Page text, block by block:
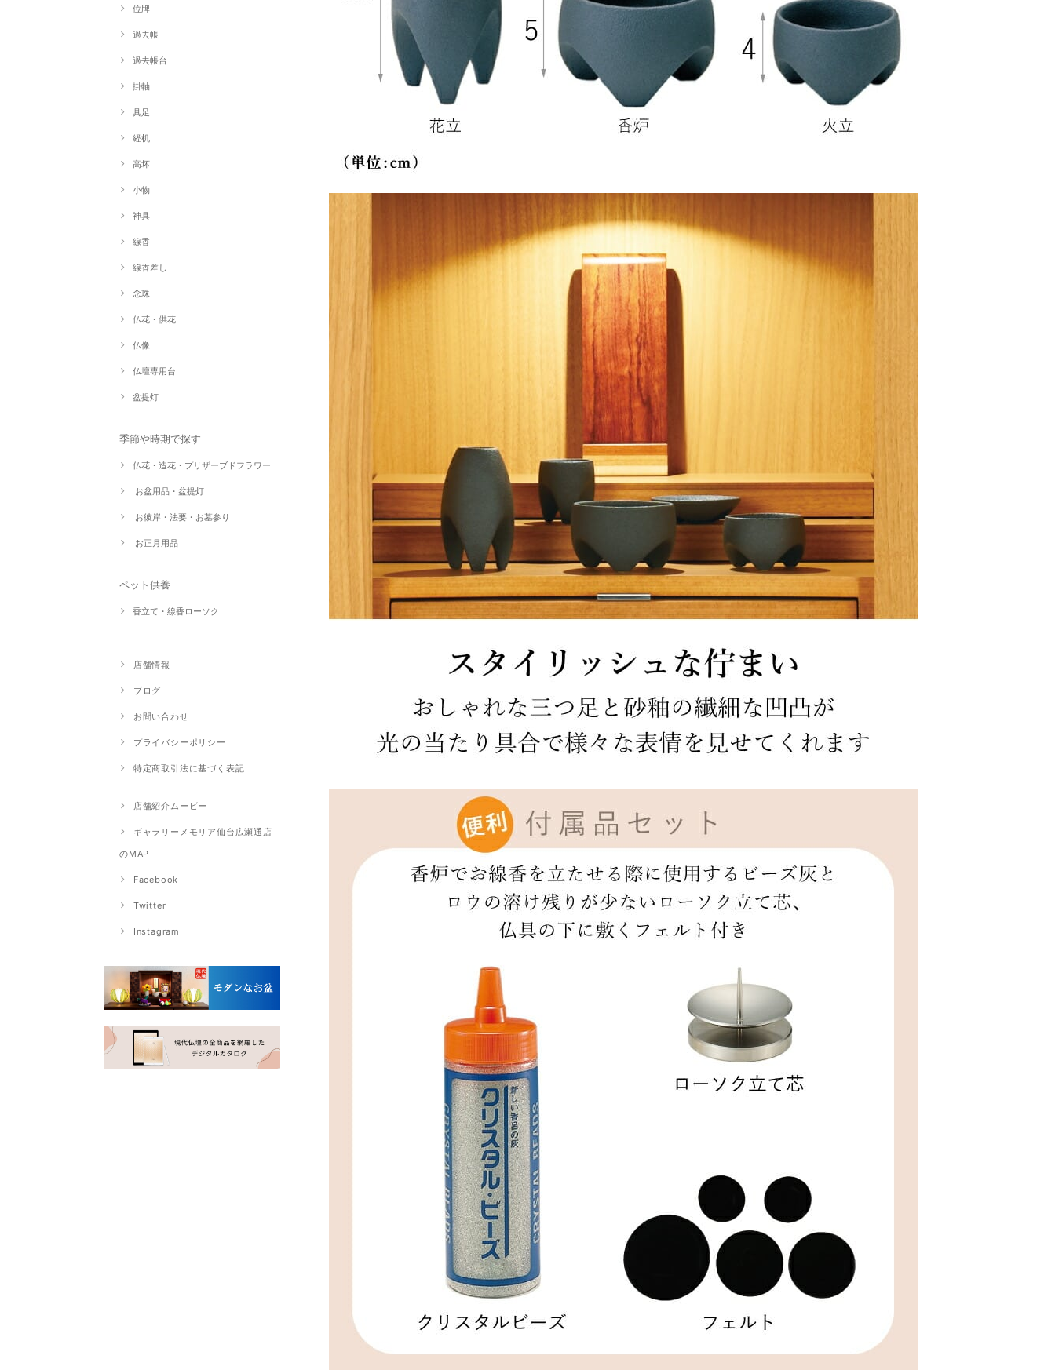
位牌
過去帳
過去帳台
掛軸
具足
経机
高坏
小物
神具
線香
線香差し
念珠
仏花・供花
仏像
仏壇専用台
盆提灯
季節や時期で探す
仏花・造花・プリザーブドフラワー
お盆用品・盆提灯
お彼岸・法要・お墓参り
お正月用品
ペット供養
香立て・線香ローソク
店舗情報
ブログ
お問い合わせ
プライバシーポリシー
特定商取引法に基づく表記
店舗紹介ムービー
ギャラリーメモリア仙台広瀬通店
のMAP
Facebook
Twitter
Instagram